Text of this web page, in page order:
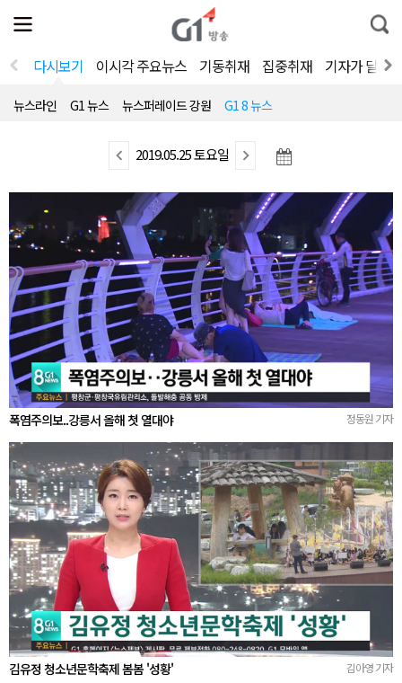
전
체
뉴
열
통
합
색
다시보기 이시각 주요뉴스 기동취재 집중취재 기자가 달려
뉴스라인 G1 뉴스 뉴스퍼레이드 강원 G1 8 뉴스
이
스
2019.05.25 토요일
뉴
스
폭염주의보..강릉서 올해 첫 열대야 정동원 기자
김유정 청소년문학축제 봄봄 '성황' 김아영 기자